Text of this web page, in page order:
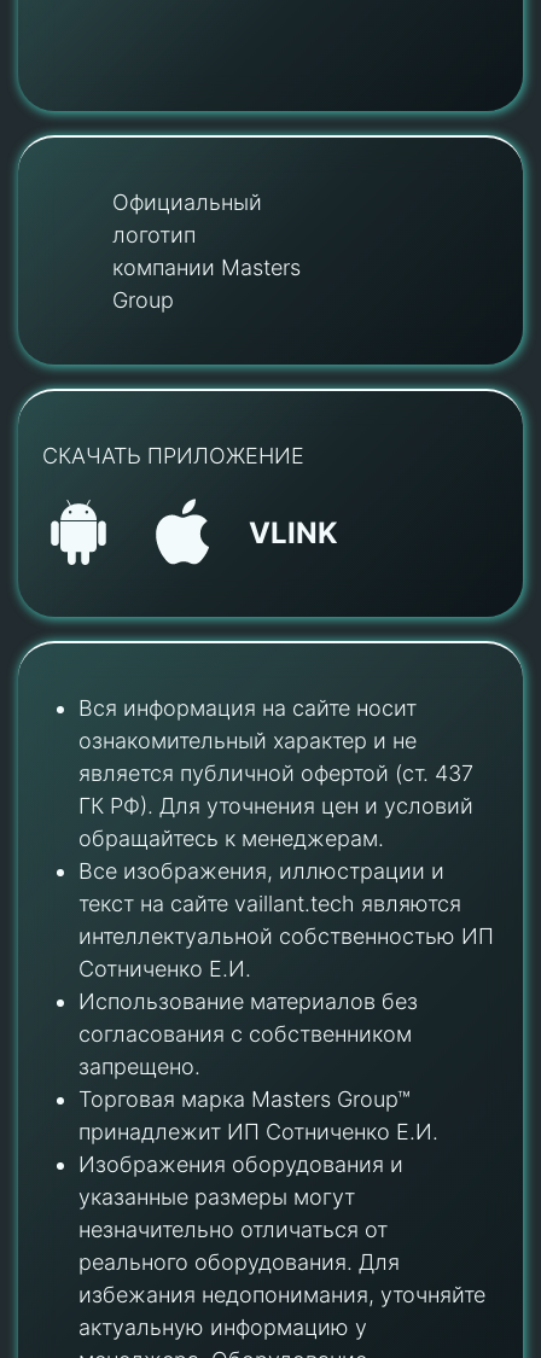
Официальный
логотип
компании Masters
Group
СКАЧАТЬ ПРИЛОЖЕНИЕ
VLINK
Вся информация на сайте носит
ознакомительный характер и не
является публичной офертой (ст. 437
ГК РФ). Для уточнения цен и условий
обращайтесь к менеджерам.
Все изображения, иллюстрации и
текст на сайте vaillant.tech являются
интеллектуальной собственностью ИП
Сотниченко Е.И.
Использование материалов без
согласования с собственником
запрещено.
Торговая марка Masters Group™
принадлежит ИП Сотниченко Е.И.
Изображения оборудования и
указанные размеры могут
незначительно отличаться от
реального оборудования. Для
избежания недопонимания, уточняйте
актуальную информацию у